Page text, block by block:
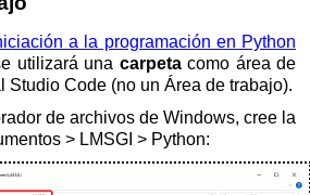
a la programación en Python
utilizará una carpetacomo área de
Studio Code (no un Área de trabajo).
de archivos de Windows, cree la
> LMSGI > Python: